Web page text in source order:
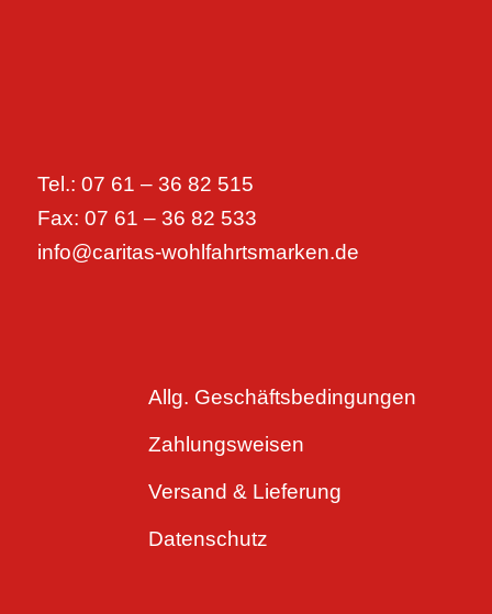
Tel.: 07 61 – 36 82 515
Fax: 07 61 – 36 82 533
info@caritas-wohlfahrtsmarken.de
Allg. Geschäftsbedingungen
Zahlungsweisen
Versand & Lieferung
Datenschutz